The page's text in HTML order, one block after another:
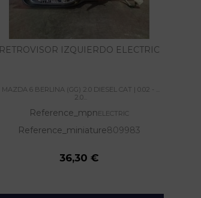
RETROVISOR IZQUIERDO ELECTRIC
MAZDA 6 BERLINA (GG) 2.0 DIESEL CAT | 0.02 - ...
2.0...
Reference_mpnELECTRIC
Reference_miniature809983
36,30 €